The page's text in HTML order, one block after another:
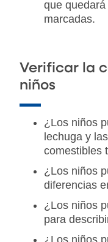
que
marcadas.
Verificar la
niños
¿Los niños
lechuga y
comestibles
¿Los niños
diferencias
¿Los niños
para